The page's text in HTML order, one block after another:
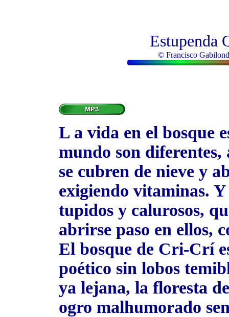
Estupenda
© Francisco
L a vida en el bosque
mundo son
se cubren de nieve y
exigiendo vitaminas.
tupidos y calurosos,
abrirse paso en ellos,
El bosque de Cri-Crí
poético sin lobos
ya lejana, la floresta
ogro malhumorado